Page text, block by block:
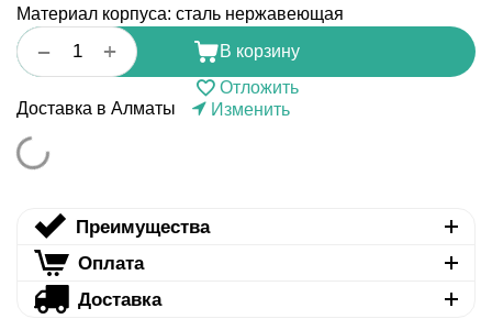
Материал корпуса: сталь нержавеющая
+
−
В корзину
Отложить
Доставка в Алматы
Изменить
Преимущества
Оплата
Доставка